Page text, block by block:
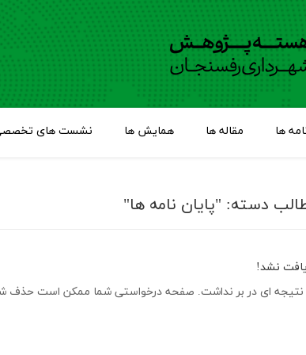
ها مقاله ها همایش ها نشست های
دسته: "پایان نامه ها"
نشد!
ای در بر نداشت. صفحه درخواستی شما ممکن است حذف